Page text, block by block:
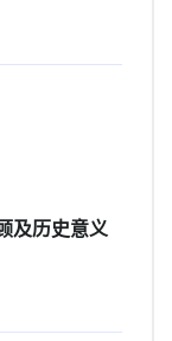
及历史意义